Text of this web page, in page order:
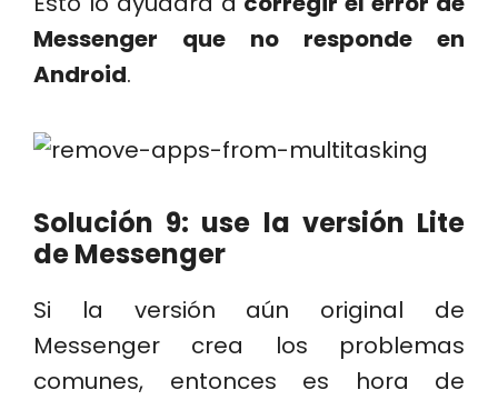
Messenger que no responde en
Android.
Solución 9: use la versión Lite
de Messenger
Si la versión aún original de
Messenger crea los problemas
comunes, entonces es hora de